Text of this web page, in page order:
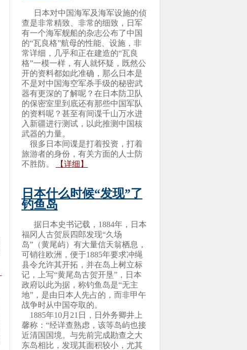
日本对中国海军及海军设施的侦
查是非常精致、非常的细致，日军
有一个海军舰船的杂志公布了中国
的“瓦良格”航母的性能、设施，非
常详细，几乎和正在建造的“瓦良
格”一模一样，有人就怀疑，既然公
开的资料都如此准确，那么日本是
不是对中国海空军杀手级的秘密武
器有更深的了解呢？在日本防卫队
的保密室里到底还有那些中国军队
的资料呢？甚至有间谍千山万水进
入新疆进行测试，以此推测中国核
武器的力量。
很多日本间谍是打着投资，打着
旅游者的身份，有关方面的人士防
不胜防。
【详细】
日本什么时候“发现”了
钓鱼岛
据日本史书记载，1884年，日本
福冈人古贺辰四郎发现“久场
岛”（黄尾屿）有大量信天翁栖息，
可销往欧洲，便于1885年要求冲绳
县令允许其开拓，并在岛上树立标
记，上写“黄尾岛古贺开垦”，日本
政府以此为据，称钓鱼岛是“无主
地”，是由日本人先占的，而非甲午
战争时从中国夺取的。
1885年10月21日，日外务卿井上
馨称：“经详查熟虑，该等岛屿也接
近清国国境。与先前完成勘查之大
东岛相比，发现其面积较小，尤其